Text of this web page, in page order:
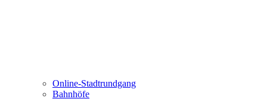
Online-Stadtrundgang
Bahnhöfe